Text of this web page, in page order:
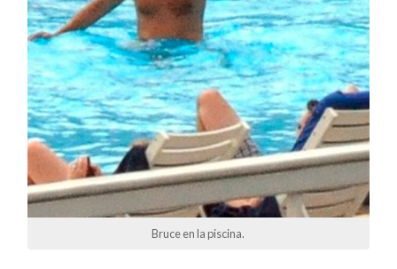
Bruce en la piscina.